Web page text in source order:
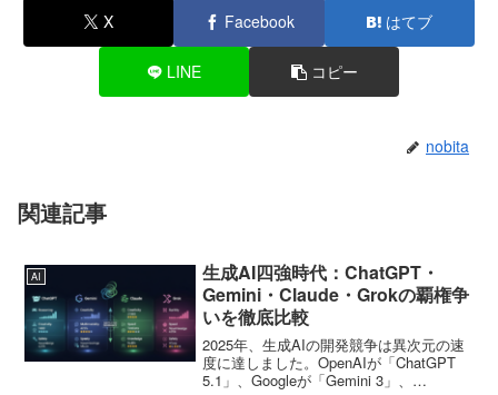
X Facebook はてブ
LINE コピー
nobita
関連記事
AI
生成AI四強時代：ChatGPT・
Gemini・Claude・Grokの覇権争
いを徹底比較
2025年、生成AIの開発競争は異次元の速
度に達しました。OpenAIが「ChatGPT
5.1」、Googleが「Gemini 3」、